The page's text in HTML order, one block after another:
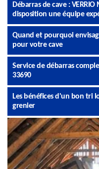
Débarras de cave :
disposition une équipe
Quand et pourquoi
pour votre cave
Service de débarras
33690
Les bénéfices d'un bon tri
grenier